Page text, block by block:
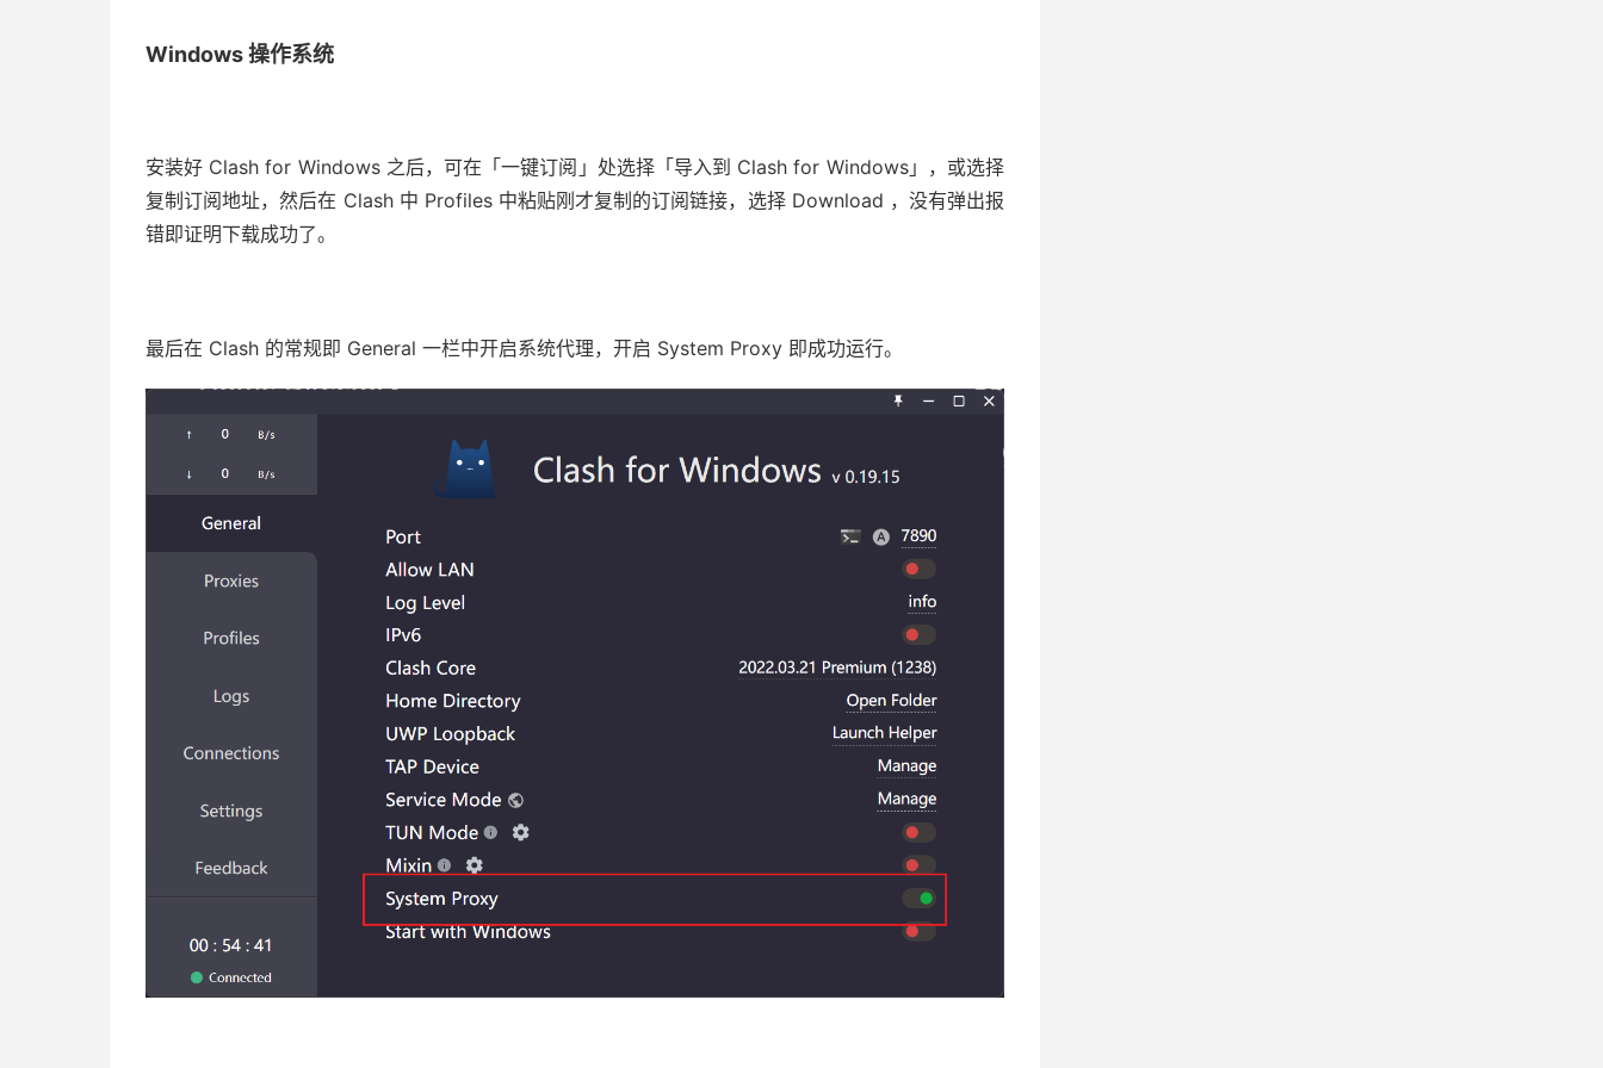
Windows 操作系统
安装好 Clash for Windows 之后，可在「一键订阅」处选择「导入到 Clash for Windows」，或选择
复制订阅地址，然后在 Clash 中 Profiles 中粘贴刚才复制的订阅链接，选择 Download ，没有弹出报
错即证明下载成功了。
最后在 Clash 的常规即 General 一栏中开启系统代理，开启 System Proxy 即成功运行。